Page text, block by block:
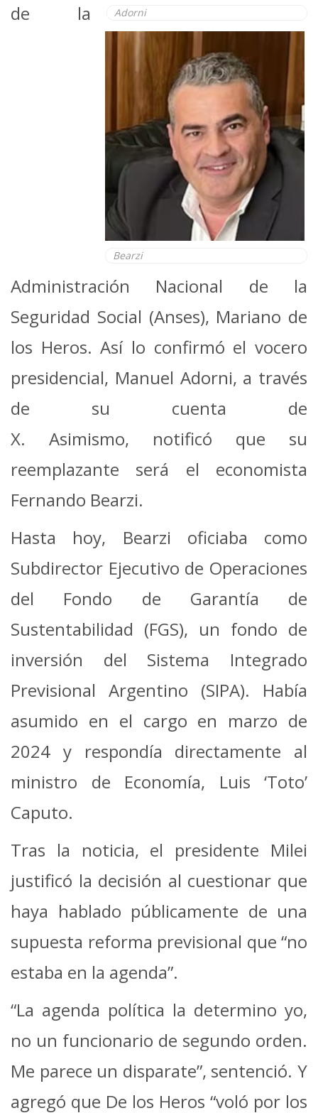
Adorni
Bearzi
de la
Administración Nacional de la
Seguridad Social (Anses), Mariano de
los Heros. Así lo confirmó el vocero
presidencial, Manuel Adorni, a través
de su cuenta de
X. Asimismo, notificó que su
reemplazante será el economista
Fernando Bearzi.
Hasta hoy, Bearzi oficiaba como
Subdirector Ejecutivo de Operaciones
del Fondo de Garantía de
Sustentabilidad (FGS), un fondo de
inversión del Sistema Integrado
Previsional Argentino (SIPA). Había
asumido en el cargo en marzo de
2024 y respondía directamente al
ministro de Economía, Luis ‘Toto’
Caputo.
Tras la noticia, el presidente Milei
justificó la decisión al cuestionar que
haya hablado públicamente de una
supuesta reforma previsional que “no
estaba en la agenda”.
“La agenda política la determino yo,
no un funcionario de segundo orden.
Me parece un disparate”, sentenció. Y
agregó que De los Heros “voló por los